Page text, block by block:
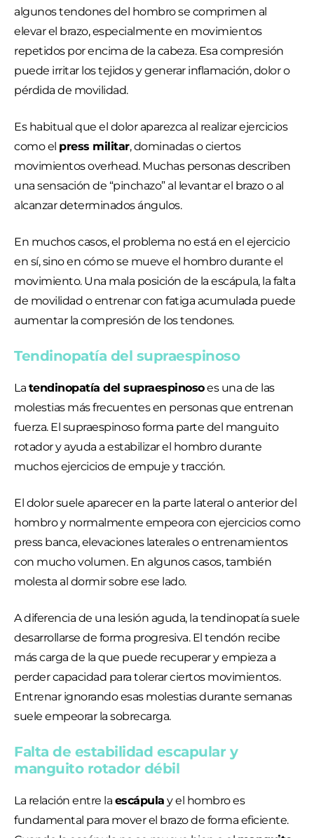
algunos tendones del hombro se comprimen al
elevar el brazo, especialmente en movimientos
repetidos por encima de la cabeza. Esa compresión
puede irritar los tejidos y generar inflamación, dolor o
pérdida de movilidad.
Es habitual que el dolor aparezca al realizar ejercicios
como el press militar, dominadas o ciertos
movimientos overhead. Muchas personas describen
una sensación de “pinchazo” al levantar el brazo o al
alcanzar determinados ángulos.
En muchos casos, el problema no está en el ejercicio
en sí, sino en cómo se mueve el hombro durante el
movimiento. Una mala posición de la escápula, la falta
de movilidad o entrenar con fatiga acumulada puede
aumentar la compresión de los tendones.
Tendinopatía del supraespinoso
La tendinopatía del supraespinosoes una de las
molestias más frecuentes en personas que entrenan
fuerza. El supraespinoso forma parte del manguito
rotador y ayuda a estabilizar el hombro durante
muchos ejercicios de empuje y tracción.
El dolor suele aparecer en la parte lateral o anterior del
hombro y normalmente empeora con ejercicios como
press banca, elevaciones laterales o entrenamientos
con mucho volumen. En algunos casos, también
molesta al dormir sobre ese lado.
A diferencia de una lesión aguda, la tendinopatía suele
desarrollarse de forma progresiva. El tendón recibe
más carga de la que puede recuperar y empieza a
perder capacidad para tolerar ciertos movimientos.
Entrenar ignorando esas molestias durante semanas
suele empeorar la sobrecarga.
Falta de estabilidad escapular y
manguito rotador débil
La relación entre la escápula y el hombro es
fundamental para mover el brazo de forma eficiente.